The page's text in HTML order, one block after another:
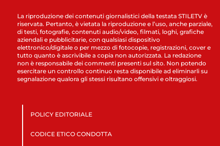
La riproduzione dei contenuti giornalistici della testata STILETV è
riservata. Pertanto, è vietata la riproduzione e l’uso, anche parziale,
di testi, fotografie, contenuti audio/video, filmati, loghi, grafiche
aziendali e pubblicitarie, con qualsiasi dispositivo
elettronico/digitale o per mezzo di fotocopie, registrazioni, cover e
tutto quanto è ascrivibile a copia non autorizzata. La redazione
non è responsabile dei commenti presenti sul sito. Non potendo
esercitare un controllo continuo resta disponibile ad eliminarli su
segnalazione qualora gli stessi risultano offensivi e oltraggiosi.
POLICY EDITORIALE
CODICE ETICO CONDOTTA